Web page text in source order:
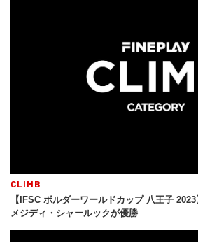
CLIMB
【IFSC ボルダーワールドカップ 八王子
メジディ・シャールックが優勝